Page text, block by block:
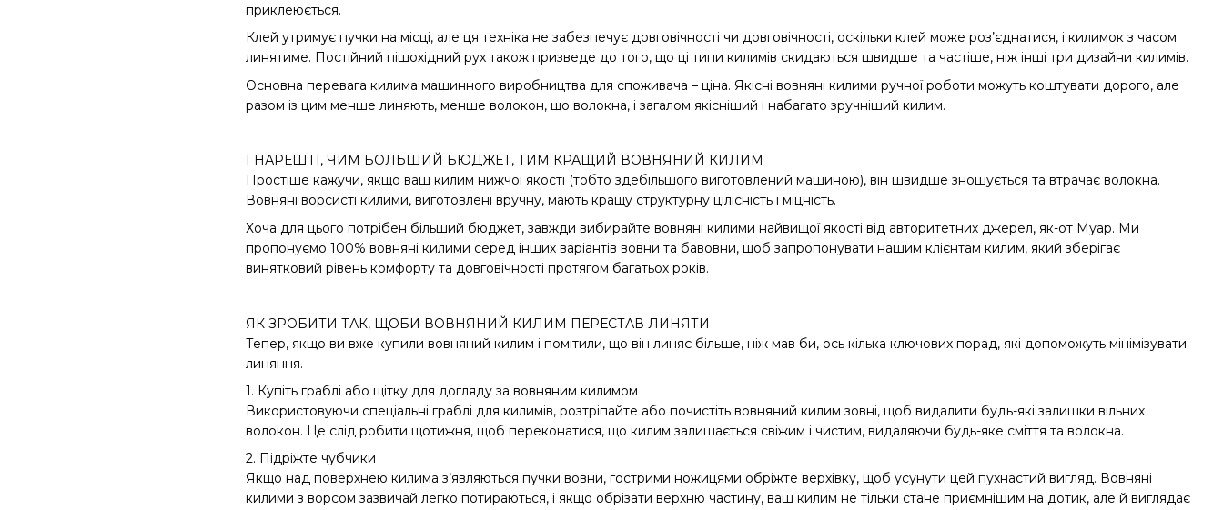
приклеюється.
Клей утримує пучки на місці, але ця техніка не забезпечує довговічності чи довговічності, оскільки клей може роз’єднатися, і килимок з часом
линятиме. Постійний пішохідний рух також призведе до того, що ці типи килимів скидаються швидше та частіше, ніж інші три дизайни килимів.
Основна перевага килима машинного виробництва для споживача – ціна. Якісні вовняні килими ручної роботи можуть коштувати дорого, але
разом із цим менше линяють, менше волокон, що волокна, і загалом якісніший і набагато зручніший килим.
І НАРЕШТІ, ЧИМ БОЛЬШИЙ БЮДЖЕТ, ТИМ КРАЩИЙ ВОВНЯНИЙ КИЛИМ
Простіше кажучи, якщо ваш килим нижчої якості (тобто здебільшого виготовлений машиною), він швидше зношується та втрачає волокна.
Вовняні ворсисті килими, виготовлені вручну, мають кращу структурну цілісність і міцність.
Хоча для цього потрібен більший бюджет, завжди вибирайте вовняні килими найвищої якості від авторитетних джерел, як-от Муар. Ми
пропонуємо 100% вовняні килими серед інших варіантів вовни та бавовни, щоб запропонувати нашим клієнтам килим, який зберігає
винятковий рівень комфорту та довговічності протягом багатьох років.
ЯК ЗРОБИТИ ТАК, ЩОБИ ВОВНЯНИЙ КИЛИМ ПЕРЕСТАВ ЛИНЯТИ
Тепер, якщо ви вже купили вовняний килим і помітили, що він линяє більше, ніж мав би, ось кілька ключових порад, які допоможуть мінімізувати
линяння.
1. Купіть граблі або щітку для догляду за вовняним килимом
Використовуючи спеціальні граблі для килимів, розтріпайте або почистіть вовняний килим зовні, щоб видалити будь-які залишки вільних
волокон. Це слід робити щотижня, щоб переконатися, що килим залишається свіжим і чистим, видаляючи будь-яке сміття та волокна.
2. Підріжте чубчики
Якщо над поверхнею килима з’являються пучки вовни, гострими ножицями обріжте верхівку, щоб усунути цей пухнастий вигляд. Вовняні
килими з ворсом зазвичай легко потираються, і якщо обрізати верхню частину, ваш килим не тільки стане приємнішим на дотик, але й виглядає